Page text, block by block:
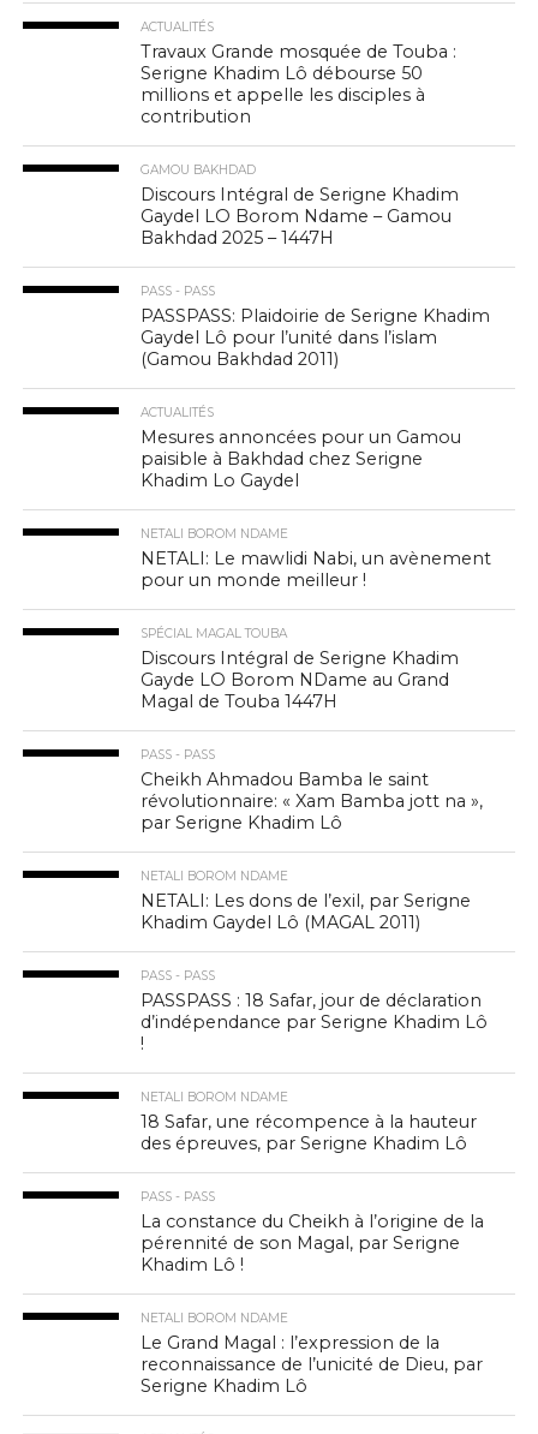
ACTUALITÉS
Travaux Grande mosquée de Touba :
Serigne Khadim Lô débourse 50
millions et appelle les disciples à
contribution
GAMOU BAKHDAD
Discours Intégral de Serigne Khadim
Gaydel LO Borom Ndame – Gamou
Bakhdad 2025 – 1447H
PASS - PASS
PASSPASS: Plaidoirie de Serigne Khadim
Gaydel Lô pour l’unité dans l’islam
(Gamou Bakhdad 2011)
ACTUALITÉS
Mesures annoncées pour un Gamou
paisible à Bakhdad chez Serigne
Khadim Lo Gaydel
NETALI BOROM NDAME
NETALI: Le mawlidi Nabi, un avènement
pour un monde meilleur !
SPÉCIAL MAGAL TOUBA
Discours Intégral de Serigne Khadim
Gayde LO Borom NDame au Grand
Magal de Touba 1447H
PASS - PASS
Cheikh Ahmadou Bamba le saint
révolutionnaire: « Xam Bamba jott na »,
par Serigne Khadim Lô
NETALI BOROM NDAME
NETALI: Les dons de l’exil, par Serigne
Khadim Gaydel Lô (MAGAL 2011)
PASS - PASS
PASSPASS : 18 Safar, jour de déclaration
d’indépendance par Serigne Khadim Lô
!
NETALI BOROM NDAME
18 Safar, une récompence à la hauteur
des épreuves, par Serigne Khadim Lô
PASS - PASS
La constance du Cheikh à l’origine de la
pérennité de son Magal, par Serigne
Khadim Lô !
NETALI BOROM NDAME
Le Grand Magal : l’expression de la
reconnaissance de l’unicité de Dieu, par
Serigne Khadim Lô